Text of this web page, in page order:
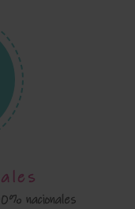
nacionales